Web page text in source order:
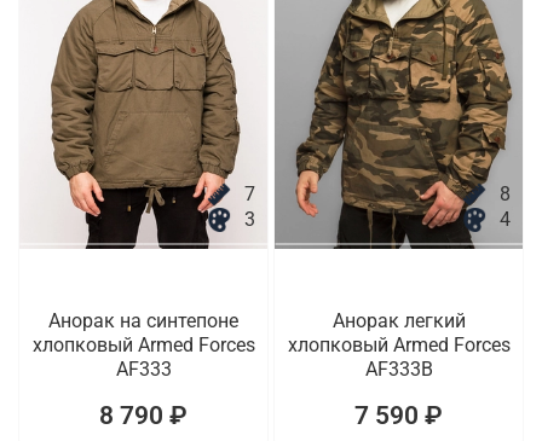
7
3
Анорак на синтепоне
хлопковый Armed Forces
AF333
8 790 ₽
8
4
Анорак легкий
хлопковый Armed Forces
AF333B
7 590 ₽